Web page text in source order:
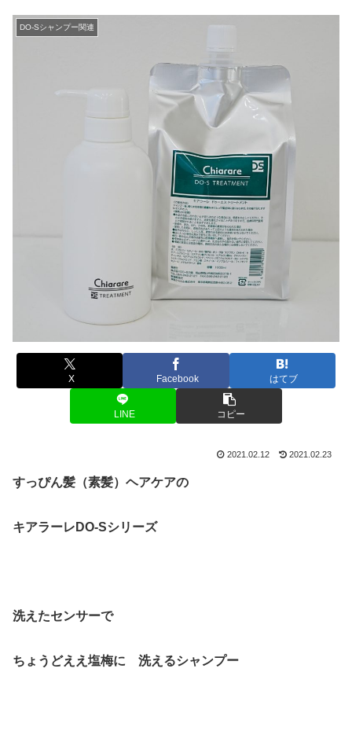
DO-Sシャンプー関連
X Facebook はてブ
LINE コピー
2021.02.12 2021.02.23
すっぴん髪（素髪）ヘアケアの
キアラーレDO-Sシリーズ
洗えたセンサーで
ちょうどええ塩梅に 洗えるシャンプー